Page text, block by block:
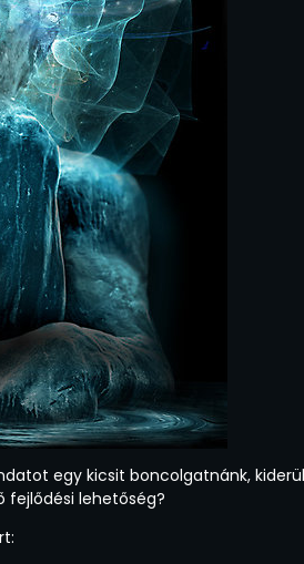
egy kicsit boncolgatnánk,
fejlődési lehetőség?